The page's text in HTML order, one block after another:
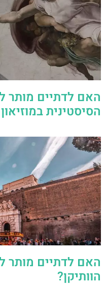
האם לדתיים מותר
הסיסטינית
האם לדתיים מותר
הוותיקן?